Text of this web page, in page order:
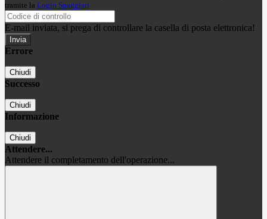
tramite la Login Spaggiari
E-mail inviata, si prega di controllare la casella di posta elettronica!
Errore
Chiudi
Successo
Chiudi
Informazione
Chiudi
Attendere...
Attendere il completamento dell'operazione...